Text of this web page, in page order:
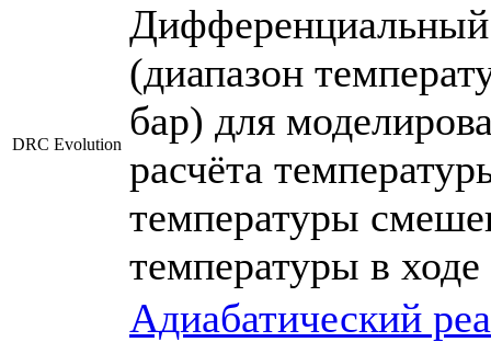
DRC Evolution
(диапазон
бар) для
расчёта
температуры
температуры в
Адиабатический